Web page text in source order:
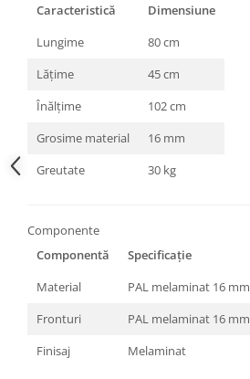
Caracteristică
Dimensiune
Lungime
80 cm
Lățime
45 cm
Înălțime
102 cm
Grosime material
16 mm
Greutate
30 kg
Componente
Componentă
Specificație
Material
PAL melaminat 16 mm
Fronturi
PAL melaminat 16 mm
Finisaj
Melaminat